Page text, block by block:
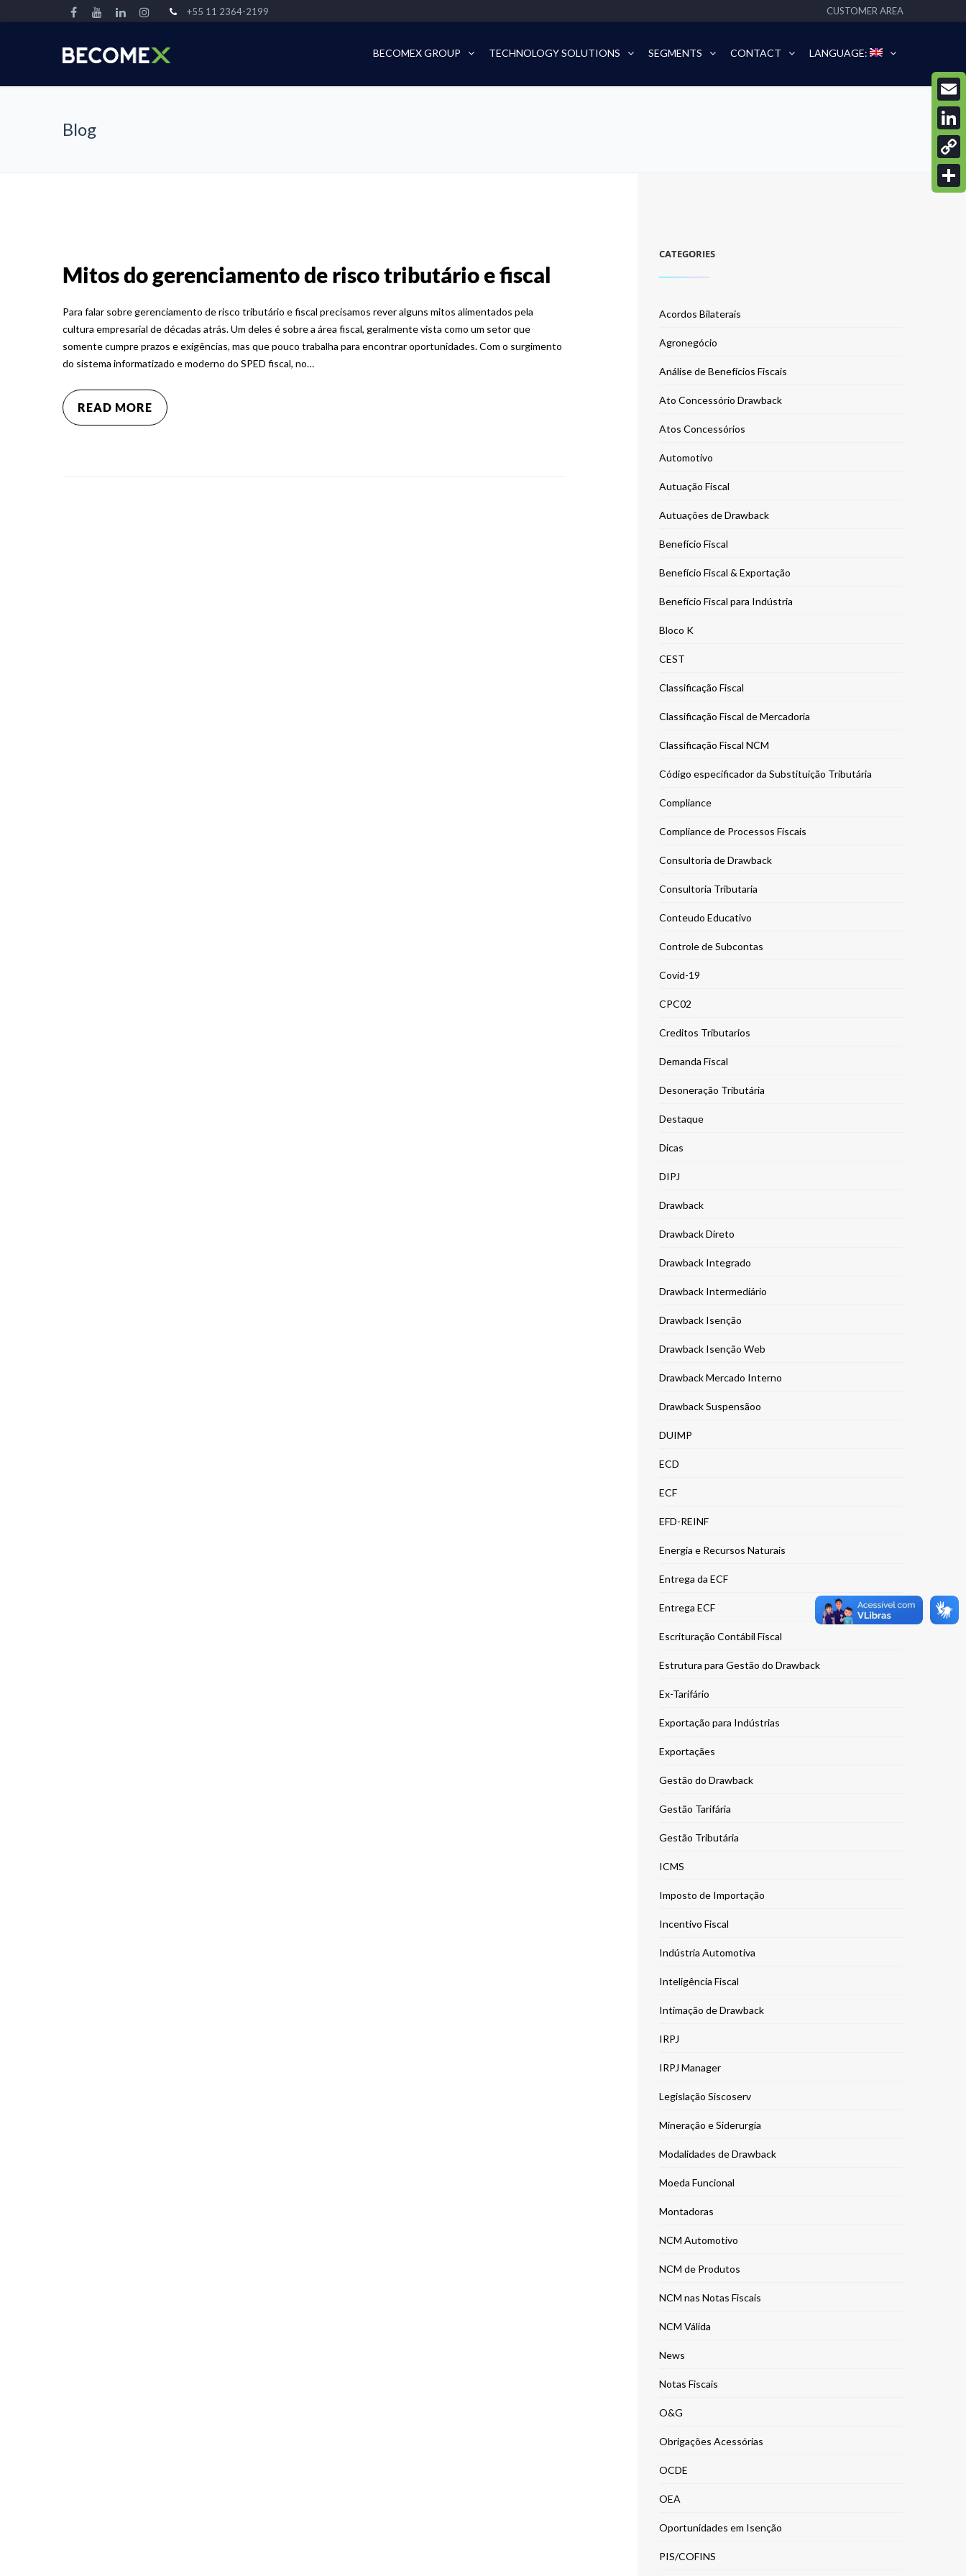
+55 11 2364-2199 CUSTOMER AREA
BECOMEX GROUP TECHNOLOGY SOLUTIONS SEGMENTS CONTACT LANGUAGE:
Blog
Mitos do gerenciamento de risco tributário e fiscal
Para falar sobre gerenciamento de risco tributário e fiscal precisamos rever alguns mitos alimentados pela
cultura empresarial de décadas atrás. Um deles é sobre a área fiscal, geralmente vista como um setor que
somente cumpre prazos e exigências, mas que pouco trabalha para encontrar oportunidades. Com o surgimento
do sistema informatizado e moderno do SPED fiscal, no…
READ MORE
CATEGORIES
Acordos Bilaterais
Agronegócio
Análise de Benefícios Fiscais
Ato Concessório Drawback
Atos Concessórios
Automotivo
Autuação Fiscal
Autuações de Drawback
Benefício Fiscal
Benefício Fiscal & Exportação
Benefício Fiscal para Indústria
Bloco K
CEST
Classificação Fiscal
Classificação Fiscal de Mercadoria
Classificação Fiscal NCM
Código especificador da Substituição Tributária
Compliance
Compliance de Processos Fiscais
Consultoria de Drawback
Consultoria Tributaria
Conteudo Educativo
Controle de Subcontas
Covid-19
CPC02
Creditos Tributarios
Demanda Fiscal
Desoneração Tributária
Destaque
Dicas
DIPJ
Drawback
Drawback Direto
Drawback Integrado
Drawback Intermediário
Drawback Isenção
Drawback Isenção Web
Drawback Mercado Interno
Drawback Suspensãoo
DUIMP
ECD
ECF
EFD-REINF
Energia e Recursos Naturais
Entrega da ECF
Entrega ECF
Escrituração Contábil Fiscal
Estrutura para Gestão do Drawback
Ex-Tarifário
Exportação para Indústrias
Exportaçães
Gestão do Drawback
Gestão Tarifária
Gestão Tributária
ICMS
Imposto de Importação
Incentivo Fiscal
Indústria Automotiva
Inteligência Fiscal
Intimação de Drawback
IRPJ
IRPJ Manager
Legislação Siscoserv
Mineração e Siderurgia
Modalidades de Drawback
Moeda Funcional
Montadoras
NCM Automotivo
NCM de Produtos
NCM nas Notas Fiscais
NCM Válida
News
Notas Fiscais
O&G
Obrigações Acessórias
OCDE
OEA
Oportunidades em Isenção
PIS/COFINS
Email
Copy
Link